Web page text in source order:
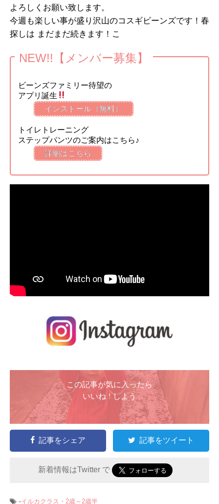
よろしくお願い致します。
今週も楽しい事が盛り沢山のコスギビーンズです！春
探しは まだまだ続きます！こ
NEW!!【メンバー募集】
ビーンズファミリー待望の
アプリ誕生
インストール（無料）
トイレトレーニング
ステップパンツのご案内はこちら♪
詳細はこちら
この記事が気に入ったら
いいね ! しよう
記事をシェア 記事をツイート
新着情報はTwitter で
-イルカクラス・2歳～2歳半